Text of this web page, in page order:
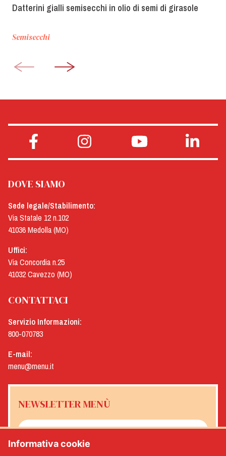
Datterini gialli semisecchi in olio di semi di girasole
Semisecchi
DOVE SIAMO
Sede legale/Stabilimento:
Via Statale 12 n.102
41036 Medolla (MO)
Uffici:
Via Concordia n.25
41032 Cavezzo (MO)
CONTATTACI
Servizio Informazioni:
800-070783
E-mail:
menu@menu.it
NEWSLETTER MENÙ
Informativa cookie